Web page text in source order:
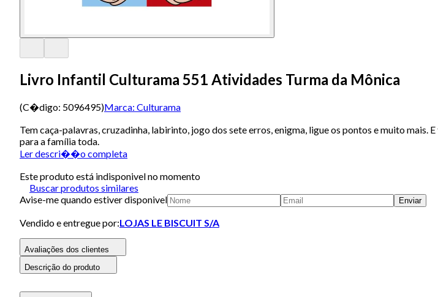
Livro Infantil Culturama 551 Atividades Turma da Mônica
(C�digo: 5096495)Marca: Culturama
Tem caça-palavras, cruzadinha, labirinto, jogo dos sete erros, enigma, ligue os pontos e muito
para a família toda.
Ler descri��o completa
Este produto está indisponivel no momento
Buscar produtos similares
Avise-me quando estiver disponivel
Enviar
Vendido e entregue por:LOJAS LE BISCUIT S/A
Avaliações dos clientes
Descrição do produto